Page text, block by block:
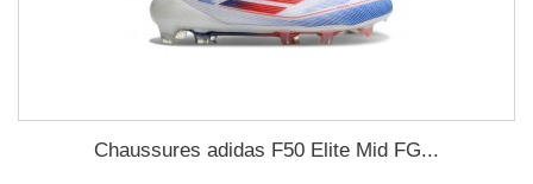
Chaussures adidas F50 Elite Mid FG...